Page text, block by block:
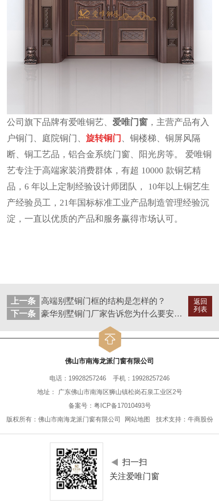
公司旗下品牌有爱唯铜艺、 爱唯门窗 ，主营产品有入
户铜门、庭院铜门、 旋转铜门 、铜楼梯、铜屏风隔
断、铜工艺品，铝合金系统门窗、阳光房等。 爱唯铜
艺专注于高端家装消费群体，有超 10000 款铜艺精
品， 6 年以上定制经验设计师团队， 10年以上铜艺生
产经验员工， 21年国标标准工业产品制造管理经验沉
淀，一直以优质的产品和服务赢得市场认可。
返回
列表
上一条 高端别墅铜门框的结构是怎样的？
下一条 豪华别墅铜门厂家告诉您为什么要安装铜门？
佛山市南海龙派门窗有限公司
电话：19928257246
手机：19928257246
地址： 广东佛山市南海区狮山镇松岗石泉工业区2号
备案号： 粤ICP备17010493号
版权所有：佛山市南海龙派门窗有限公司
网站地图 技术支持： 牛商股份
扫一扫
关注爱唯门窗